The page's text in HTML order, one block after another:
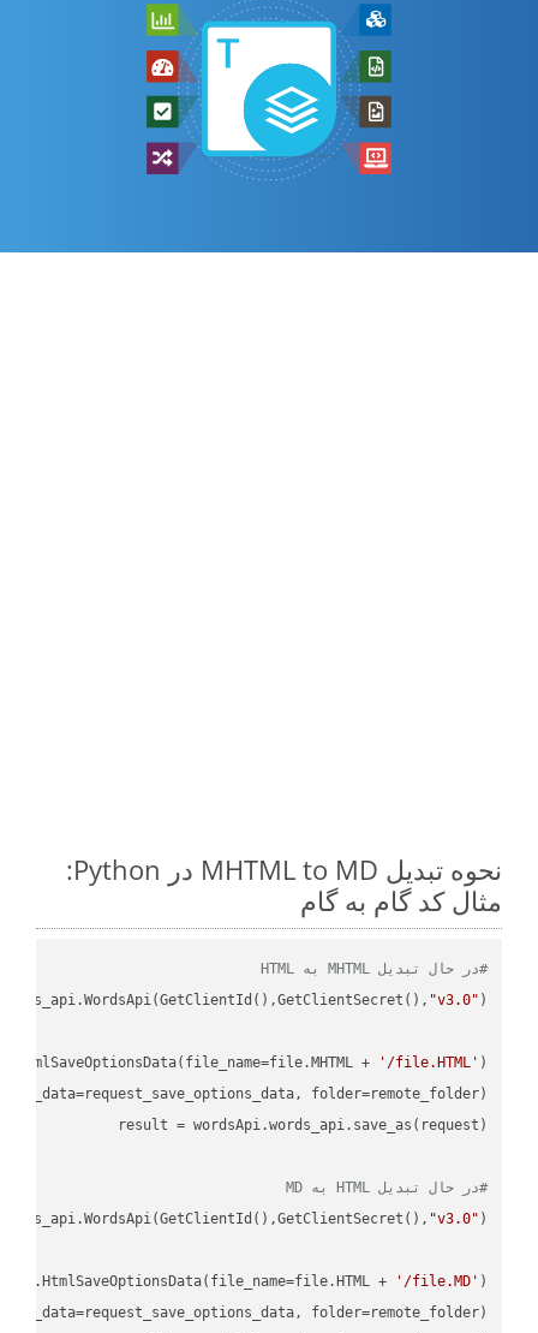
نحوه تبدیل MHTML to MD در Python:
مثال کد گام به گام
#در حال تبدیل MHTML به HTML
"v3.0"
+ '/file.HTML' )
folder=remote_folder)
result
#در حال تبدیل HTML به MD
"v3.0"
+ '/file.MD' )
folder=remote_folder)